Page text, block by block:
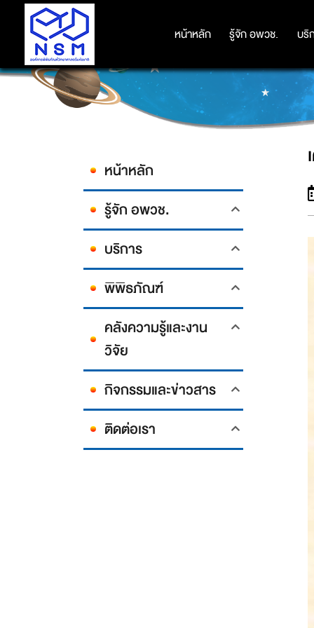
หน้าหลัก รู้จัก อพวช. บริ
หน้าหลัก รู้จัก อพวช. บริ
หน้าหลัก
รู้จัก อพวช.
บริการ
พิพิธภัณฑ์
คลังความรู้และงาน
วิจัย
กิจกรรมและข่าวสาร
ติดต่อเรา